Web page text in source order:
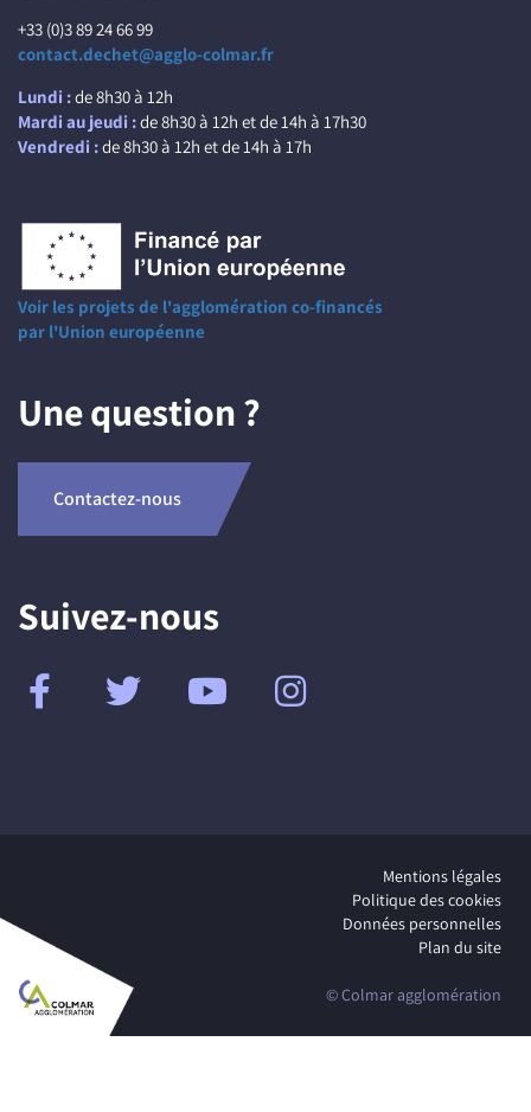
+33 (0)3 89 24 66 99
contact.dechet@agglo-colmar.fr
Lundi :de 8h30 à 12h
Mardi au jeudi :de 8h30 à 12h et de 14h à 17h30
Vendredi :de 8h30 à 12h et de 14h à 17h
Voir les projets de l'agglomération co-financés
par l'Union européenne
Une question ?
Contactez-nous
Suivez-nous
Mentions légales
Politique des cookies
Données personnelles
Plan du site
© Colmar agglomération